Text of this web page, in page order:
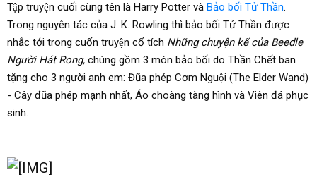
Tập truyện cuối cùng tên là Harry Potter và Bảo bối Tử Thần.
Trong nguyên tác của J. K. Rowling thì bảo bối Tử Thần được
nhắc tới trong cuốn truyện cổ tích Những chuyện kể của Beedle
Người Hát Rong, chúng gồm 3 món bảo bối do Thần Chết ban
tặng cho 3 người anh em: Đũa phép Cơm Nguội (The Elder Wand)
- Cây đũa phép mạnh nhất, Áo choàng tàng hình và Viên đá phục
sinh.